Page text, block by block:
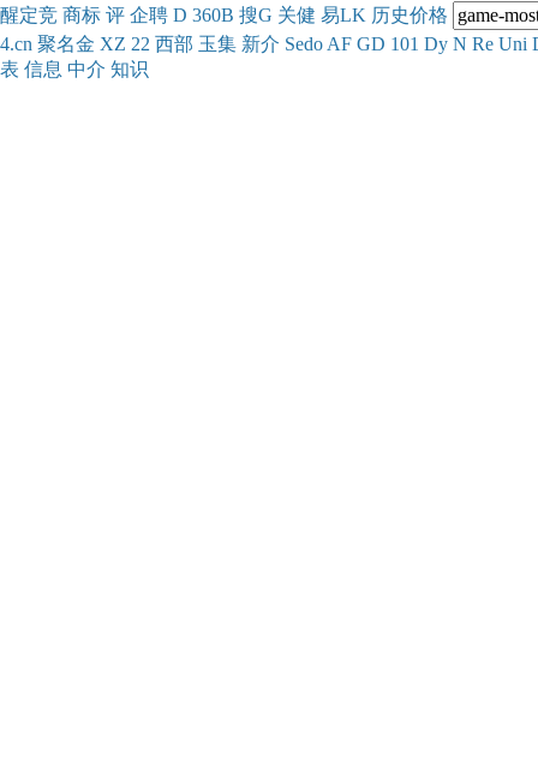
醒定竞 商标 评 企聘 D 360B 搜G 关健 易LK 历史价格
4.cn 聚名金 XZ 22 西部 玉集 新介 Sedo AF GD 101 Dy N Re Uni
表 信息 中介 知识